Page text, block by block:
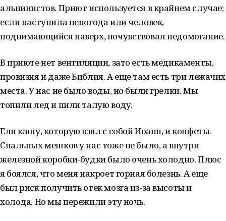
альпинистов. Приют используется в крайнем случае:
если наступила непогода или человек,
поднимающийся наверх, почувствовал недомогание.
В приюте нет вентиляции, зато есть медикаменты,
провизия и даже Библия. А еще там есть три лежачих
места. У нас не было воды, но были грелки. Мы
топили лед и пили талую воду.
Ели кашу, которую взял с собой Иоанн, и конфеты.
Спальных мешков у нас тоже не было, а внутри
железной коробки-будки было очень холодно. Плюс
я боялся, что меня накроет горная болезнь. А еще
был риск получить отек мозга из-за высоты и
холода. Но мы пережили эту ночь.